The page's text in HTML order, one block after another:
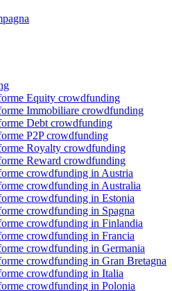
Equity crowdfunding
Immobiliare crowdfunding
Debt crowdfunding
P2P crowdfunding
Royalty crowdfunding
Reward crowdfunding
crowdfunding in Austria
crowdfunding in Australia
crowdfunding in Estonia
crowdfunding in Spagna
crowdfunding in Finlandia
crowdfunding in Francia
crowdfunding in Germania
crowdfunding in Gran Bretagna
crowdfunding in Italia
crowdfunding in Polonia